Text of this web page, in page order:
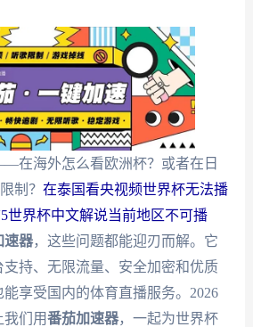
在海外怎么看欧洲杯？或者在日
制？ 在泰国看央视频世界杯无法播
世界杯中文解说当前地区不可播
速器，这些问题都能迎刃而解。它
持、无限流量、安全加密和优质
享受国内的体育直播服务。2026
们用番茄加速器，一起为世界杯